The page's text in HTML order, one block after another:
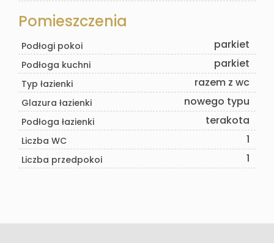
Pomieszczenia
Podłogi pokoi parkiet
Podłoga kuchni parkiet
Typ łazienki razem z wc
Glazura łazienki nowego typu
Podłoga łazienki terakota
Liczba WC 1
Liczba przedpokoi 1